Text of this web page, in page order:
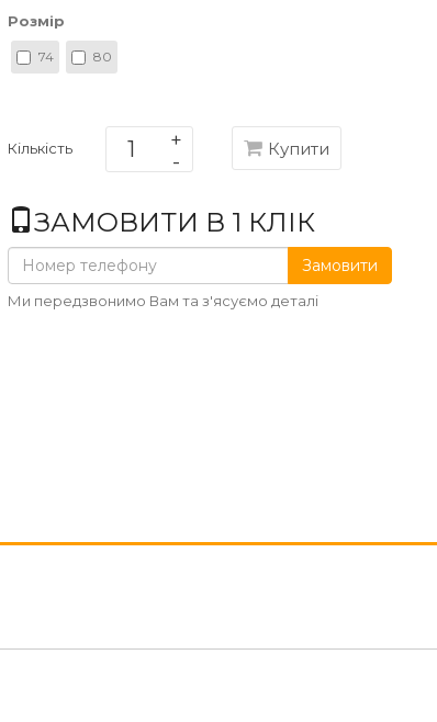
Розмір
74 80
Кількість Купити
ЗАМОВИТИ В 1 КЛІК
Замовити
Ми передзвонимо Вам та з'ясуємо деталі